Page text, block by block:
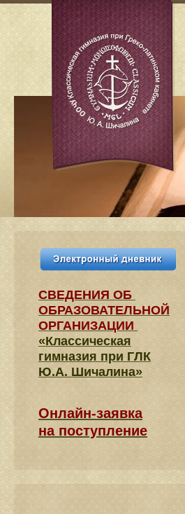
СВЕДЕНИЯ​ ОБ
ОБРАЗОВАТЕЛЬНОЙ
ОРГАНИЗАЦИИ
«Классическая
гимназия при ГЛК
Ю.А. Шичалина»
Онлайн-заявка
на поступление